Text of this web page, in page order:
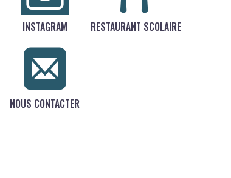
INSTAGRAM RESTAURANT SCOLAIRE
NOUS CONTACTER